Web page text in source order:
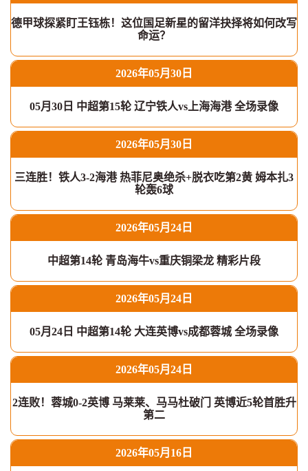
德甲球探紧盯王钰栋！这位国足新星的留洋抉择将如何改写
命运？
2026年05月30日
05月30日 中超第15轮 辽宁铁人vs上海海港 全场录像
2026年05月30日
三连胜！铁人3-2海港 热菲尼奥绝杀+脱衣吃第2黄 姆本扎3
轮轰6球
2026年05月24日
中超第14轮 青岛海牛vs重庆铜梁龙 精彩片段
2026年05月24日
05月24日 中超第14轮 大连英博vs成都蓉城 全场录像
2026年05月24日
2连败！蓉城0-2英博 马莱莱、马马杜破门 英博近5轮首胜升
第二
2026年05月16日